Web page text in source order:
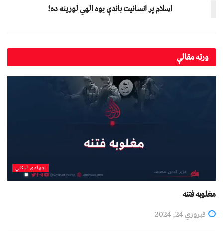
اسلام پر انسانیت باندې یوه الهي لورینه ده!
ورتهمقالې
جهادي لیکني
مغلوبه فتنه
فبروري 24, 2024